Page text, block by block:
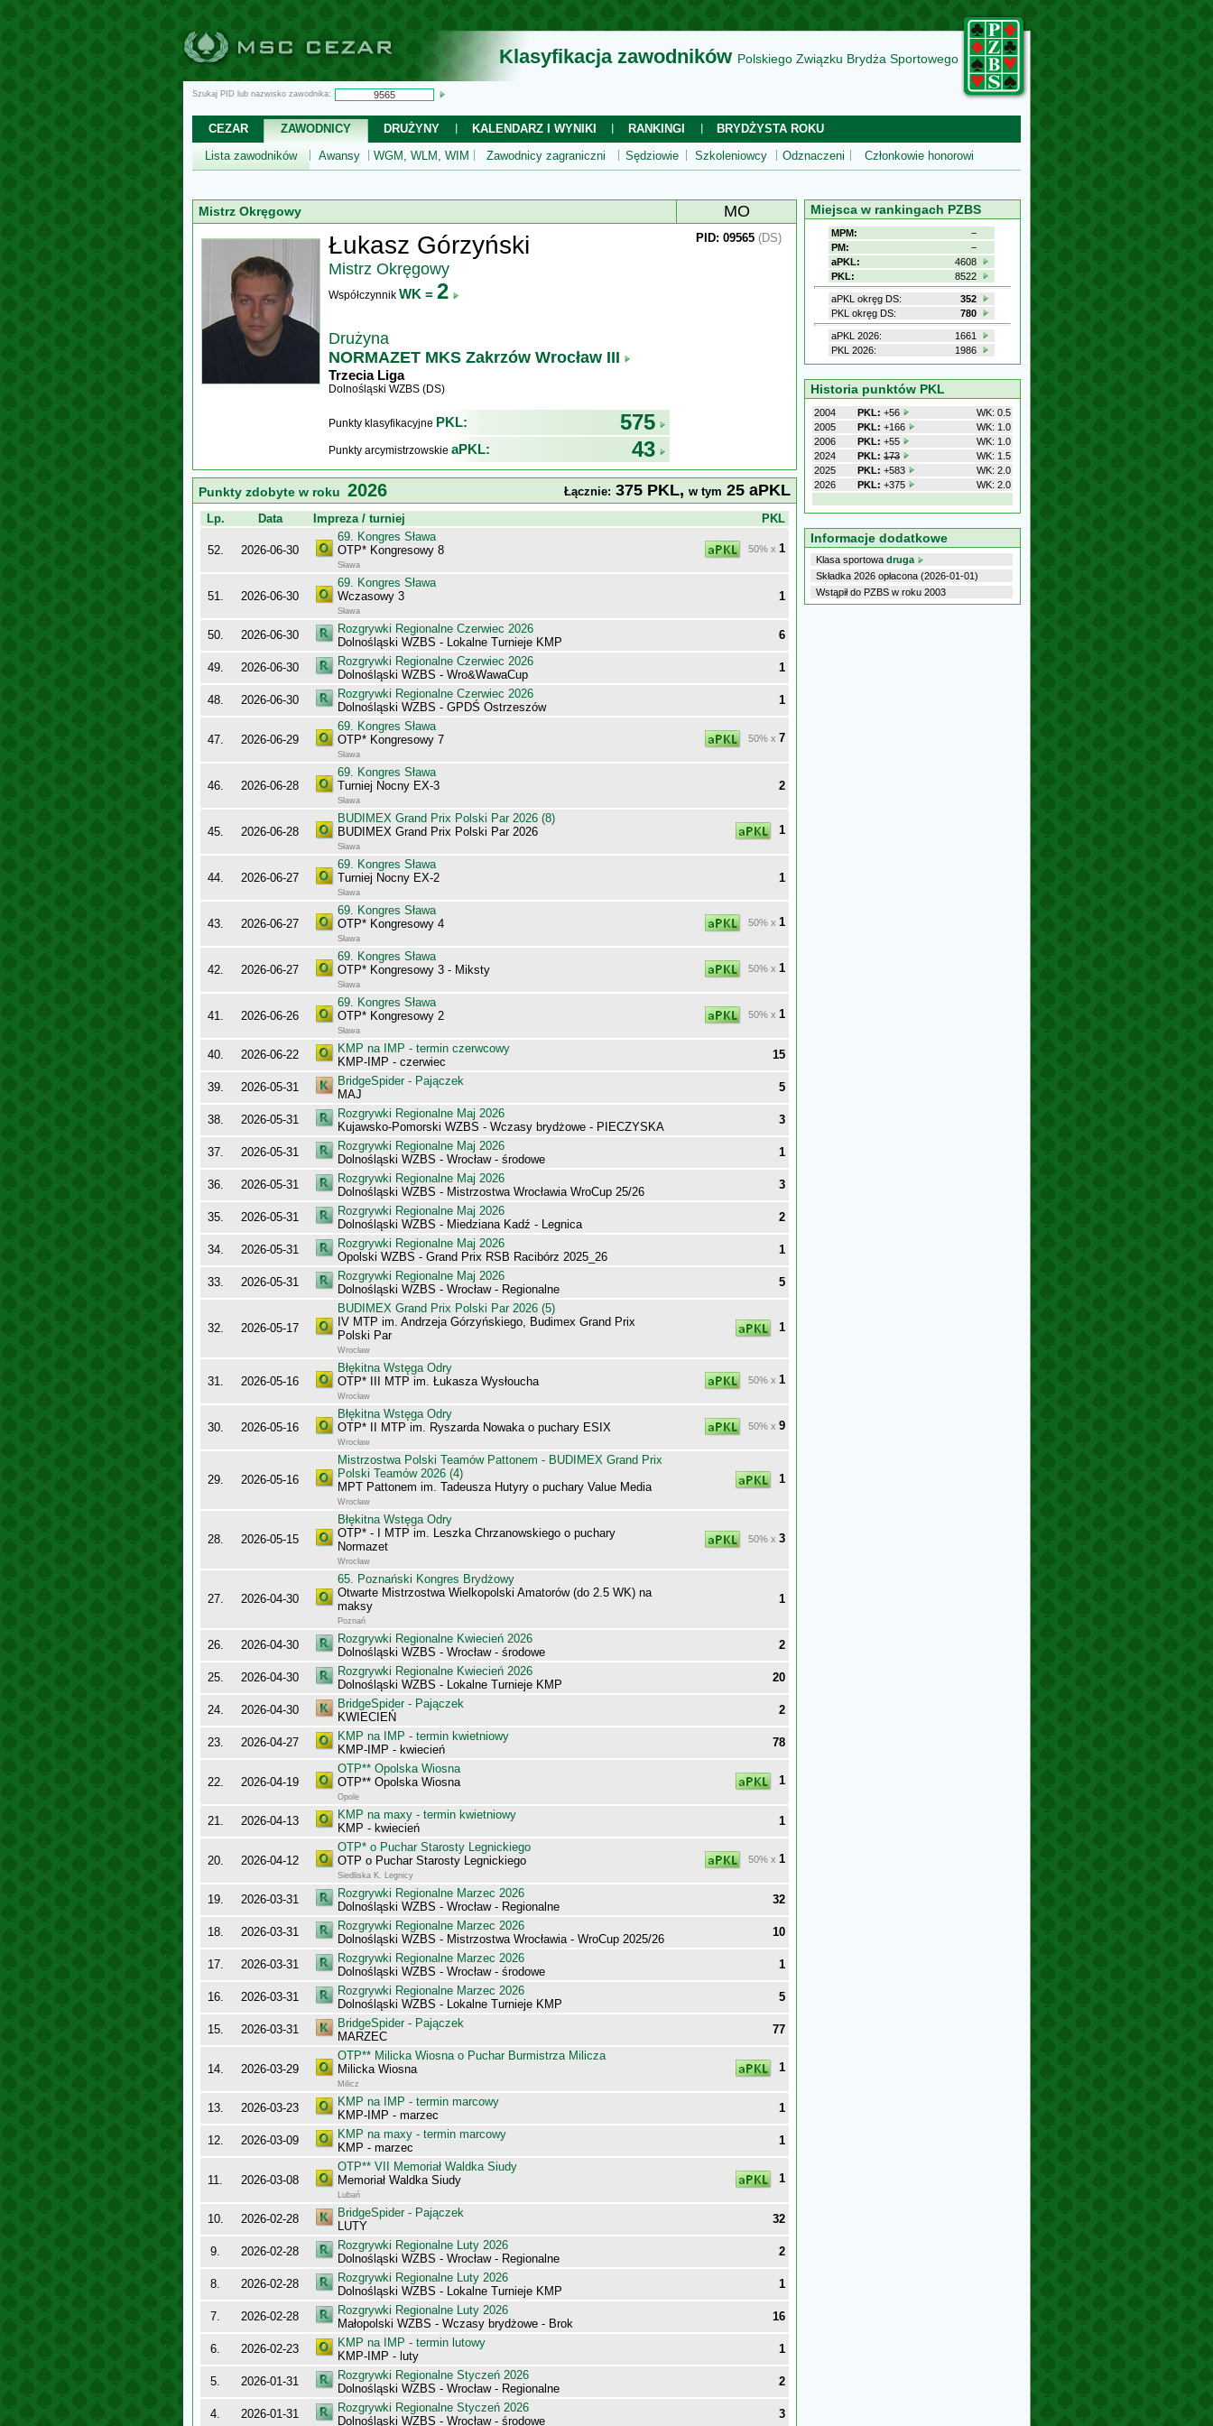
Klasyfikacja zawodników Polskiego Związku Brydża Sportowego
Szukaj PID lub nazwisko zawodnika:
CEZAR ZAWODNICY DRUŻYNY KALENDARZ I WYNIKI RANKINGI
BRYDŻYSTA ROKU
Lista zawodników
Awansy WGM, WLM, WIM Zawodnicy zagraniczni Sędziowie Szkoleniowcy Odznaczeni Członkowie honorowi
Mistrz Okręgowy MO
Łukasz Górzyński
Mistrz Okręgowy
Współczynnik WK = 2
Drużyna
NORMAZET MKS Zakrzów Wrocław III
Trzecia Liga
Dolnośląski WZBS (DS)
Punkty klasyfikacyjne PKL: 575
Punkty arcymistrzowskie aPKL: 43
PID: 09565 (DS)
Punkty zdobyte w roku 2026 Łącznie: 375 PKL, w tym 25 aPKL
Lp. Data Impreza / turniej PKL
52. 2026-06-30
69. Kongres Sława
OTP* Kongresowy 8
Sława
50% x 1
51. 2026-06-30
69. Kongres Sława
Wczasowy 3
Sława
1
50. 2026-06-30
Rozgrywki Regionalne Czerwiec 2026
Dolnośląski WZBS - Lokalne Turnieje KMP
6
49. 2026-06-30
Rozgrywki Regionalne Czerwiec 2026
Dolnośląski WZBS - Wro&WawaCup
1
48. 2026-06-30
Rozgrywki Regionalne Czerwiec 2026
Dolnośląski WZBS - GPDŚ Ostrzeszów
1
47. 2026-06-29
69. Kongres Sława
OTP* Kongresowy 7
Sława
50% x 7
46. 2026-06-28
69. Kongres Sława
Turniej Nocny EX-3
Sława
2
45. 2026-06-28
BUDIMEX Grand Prix Polski Par 2026 (8)
BUDIMEX Grand Prix Polski Par 2026
Sława
1
44. 2026-06-27
69. Kongres Sława
Turniej Nocny EX-2
Sława
1
43. 2026-06-27
69. Kongres Sława
OTP* Kongresowy 4
Sława
50% x 1
42. 2026-06-27
69. Kongres Sława
OTP* Kongresowy 3 - Miksty
Sława
50% x 1
41. 2026-06-26
69. Kongres Sława
OTP* Kongresowy 2
Sława
50% x 1
40. 2026-06-22
KMP na IMP - termin czerwcowy
KMP-IMP - czerwiec
15
39. 2026-05-31
BridgeSpider - Pajączek
MAJ
5
38. 2026-05-31
Rozgrywki Regionalne Maj 2026
Kujawsko-Pomorski WZBS - Wczasy brydżowe - PIECZYSKA
3
37. 2026-05-31
Rozgrywki Regionalne Maj 2026
Dolnośląski WZBS - Wrocław - środowe
1
36. 2026-05-31
Rozgrywki Regionalne Maj 2026
Dolnośląski WZBS - Mistrzostwa Wrocławia WroCup 25/26
3
35. 2026-05-31
Rozgrywki Regionalne Maj 2026
Dolnośląski WZBS - Miedziana Kadź - Legnica
2
34. 2026-05-31
Rozgrywki Regionalne Maj 2026
Opolski WZBS - Grand Prix RSB Racibórz 2025_26
1
33. 2026-05-31
Rozgrywki Regionalne Maj 2026
Dolnośląski WZBS - Wrocław - Regionalne
5
32. 2026-05-17
BUDIMEX Grand Prix Polski Par 2026 (5)
IV MTP im. Andrzeja Górzyńskiego, Budimex Grand Prix
Polski Par
Wrocław
1
31. 2026-05-16
Błękitna Wstęga Odry
OTP* III MTP im. Łukasza Wysłoucha
Wrocław
50% x 1
30. 2026-05-16
Błękitna Wstęga Odry
OTP* II MTP im. Ryszarda Nowaka o puchary ESIX
Wrocław
50% x 9
29. 2026-05-16
Mistrzostwa Polski Teamów Pattonem - BUDIMEX Grand Prix
Polski Teamów 2026 (4)
MPT Pattonem im. Tadeusza Hutyry o puchary Value Media
Wrocław
1
28. 2026-05-15
Błękitna Wstęga Odry
OTP* - I MTP im. Leszka Chrzanowskiego o puchary
Normazet
Wrocław
50% x 3
27. 2026-04-30
65. Poznański Kongres Brydżowy
Otwarte Mistrzostwa Wielkopolski Amatorów (do 2.5 WK) na
maksy
Poznań
1
26. 2026-04-30
Rozgrywki Regionalne Kwiecień 2026
Dolnośląski WZBS - Wrocław - środowe
2
25. 2026-04-30
Rozgrywki Regionalne Kwiecień 2026
Dolnośląski WZBS - Lokalne Turnieje KMP
20
24. 2026-04-30
BridgeSpider - Pajączek
KWIECIEŃ
2
23. 2026-04-27
KMP na IMP - termin kwietniowy
KMP-IMP - kwiecień
78
22. 2026-04-19
OTP** Opolska Wiosna
OTP** Opolska Wiosna
Opole
1
21. 2026-04-13
KMP na maxy - termin kwietniowy
KMP - kwiecień
1
20. 2026-04-12
OTP* o Puchar Starosty Legnickiego
OTP o Puchar Starosty Legnickiego
Siedliska K. Legnicy
50% x 1
19. 2026-03-31
Rozgrywki Regionalne Marzec 2026
Dolnośląski WZBS - Wrocław - Regionalne
32
18. 2026-03-31
Rozgrywki Regionalne Marzec 2026
Dolnośląski WZBS - Mistrzostwa Wrocławia - WroCup 2025/26
10
17. 2026-03-31
Rozgrywki Regionalne Marzec 2026
Dolnośląski WZBS - Wrocław - środowe
1
16. 2026-03-31
Rozgrywki Regionalne Marzec 2026
Dolnośląski WZBS - Lokalne Turnieje KMP
5
15. 2026-03-31
BridgeSpider - Pajączek
MARZEC
77
14. 2026-03-29
OTP** Milicka Wiosna o Puchar Burmistrza Milicza
Milicka Wiosna
Milicz
1
13. 2026-03-23
KMP na IMP - termin marcowy
KMP-IMP - marzec
1
12. 2026-03-09
KMP na maxy - termin marcowy
KMP - marzec
1
11. 2026-03-08
OTP** VII Memoriał Waldka Siudy
Memoriał Waldka Siudy
Lubań
1
10. 2026-02-28
BridgeSpider - Pajączek
LUTY
32
9. 2026-02-28
Rozgrywki Regionalne Luty 2026
Dolnośląski WZBS - Wrocław - Regionalne
2
8. 2026-02-28
Rozgrywki Regionalne Luty 2026
Dolnośląski WZBS - Lokalne Turnieje KMP
1
7. 2026-02-28
Rozgrywki Regionalne Luty 2026
Małopolski WZBS - Wczasy brydżowe - Brok
16
6. 2026-02-23
KMP na IMP - termin lutowy
KMP-IMP - luty
1
5. 2026-01-31
Rozgrywki Regionalne Styczeń 2026
Dolnośląski WZBS - Wrocław - Regionalne
2
4. 2026-01-31
Rozgrywki Regionalne Styczeń 2026
Dolnośląski WZBS - Wrocław - środowe
3
Miejsca w rankingach PZBS
MPM:
−
PM:
−
aPKL:
4608
PKL:
8522
aPKL okręg DS:
352
PKL okręg DS:
780
aPKL 2026:
1661
PKL 2026:
1986
Historia punktów PKL
2004 PKL: +56
WK: 0.5
2005
PKL: +166
WK: 1.0
2006
PKL: +55
WK: 1.0
2024
PKL: 173
WK: 1.5
2025
PKL: +583
WK: 2.0
2026
PKL: +375 WK: 2.0
Informacje dodatkowe
Klasa sportowa druga
Składka 2026 opłacona (2026-01-01)
Wstąpił do PZBS w roku 2003